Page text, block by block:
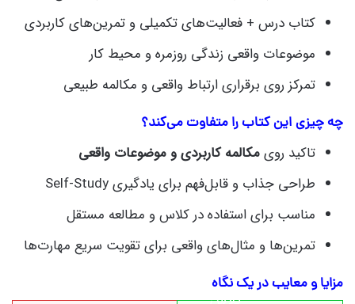
کتاب درس + فعالیت‌های تکمیلی و تمرین‌های کاربردی
موضوعات واقعی زندگی روزمره و محیط کار
تمرکز روی برقراری ارتباط واقعی و مکالمه طبیعی
چه چیزی این کتاب را متفاوت می‌کند؟
تاکید رویمکالمه کاربردی و موضوعات واقعی
طراحی جذاب و قابل‌فهم برای یادگیری Self-Study
مناسب برای استفاده در کلاس و مطالعه مستقل
تمرین‌ها و مثال‌های واقعی برای تقویت سریع مهارت‌ها
مزایا و معایب در یک نگاه